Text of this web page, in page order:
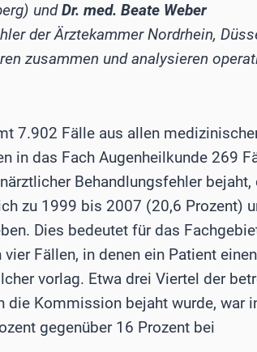
undDr. med. Beate Weber
der Ärztekammer Nordrhein,
zusammen und analysieren
7.902 Fälle aus allen
in das Fach Augenheilkunde 269
Behandlungsfehler
zu 1999 bis 2007 (20,6 Prozent)
Dies bedeutet für das
Fällen, in denen ein Patient einen
vorlag. Etwa drei Viertel der
die Kommission bejaht wurde, war
gegenüber 16 Prozent bei